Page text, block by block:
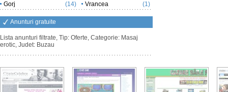
Gorj
(14)
Vrancea
(1)
Anunturi gratuite
Lista anunturi filtrate, Tip: Oferte, Categorie: Masaj
erotic, Judet: Buzau